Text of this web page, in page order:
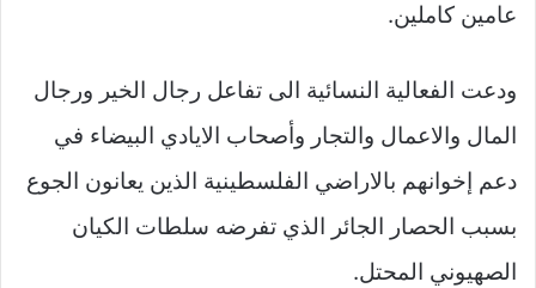
عامين كاملين.
ودعت الفعالية النسائية الى تفاعل رجال الخير ورجال
المال والاعمال والتجار وأصحاب الايادي البيضاء في
دعم إخوانهم بالاراضي الفلسطينية الذين يعانون الجوع
بسبب الحصار الجائر الذي تفرضه سلطات الكيان
الصهيوني المحتل.